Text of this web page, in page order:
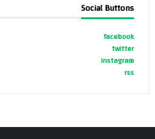
Social Buttons
facebook
twitter
instagram
rss